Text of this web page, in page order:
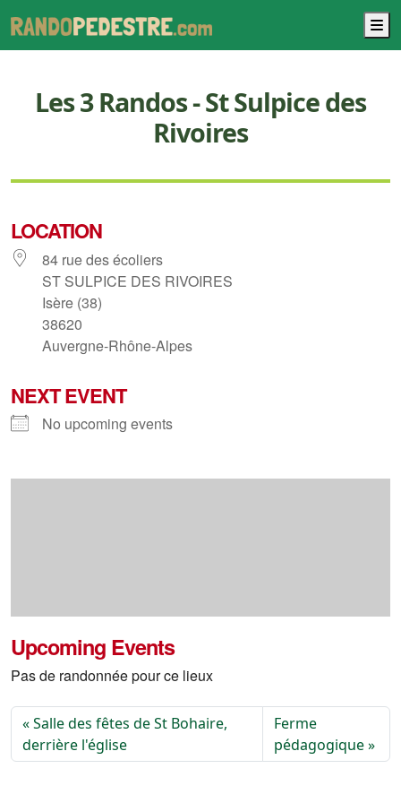
Les 3 Randos - St Sulpice des
Rivoires
LOCATION
84 rue des écoliers
ST SULPICE DES RIVOIRES
Isère (38)
38620
Auvergne-Rhône-Alpes
NEXT EVENT
No upcoming events
Upcoming Events
Pas de randonnée pour ce lieux
Salle des fêtes de St Bohaire,
derrière l'église
Ferme
pédagogique